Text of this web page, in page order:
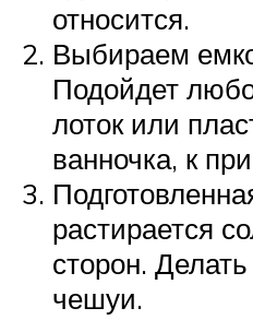
относится.
Выбираем
Подойдет
лоток или
ванночка, к
растирается
сторон.
чешуи.